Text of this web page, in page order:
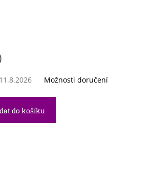
11.8.2026 Možnosti doručení
do košíku